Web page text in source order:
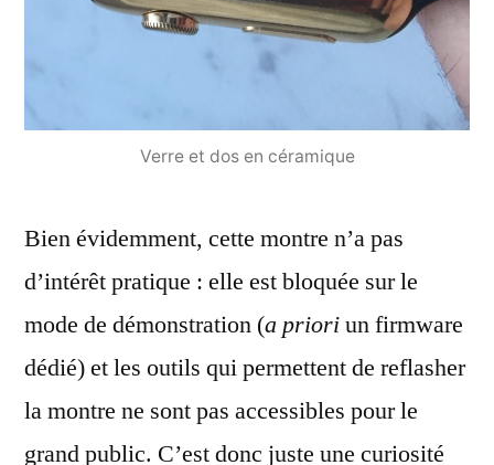
Verre et dos en céramique
Bien évidemment, cette montre n’a pas
d’intérêt pratique : elle est bloquée sur le
mode de démonstration (a prioriun firmware
dédié) et les outils qui permettent de reflasher
la montre ne sont pas accessibles pour le
grand public. C’est donc juste une curiosité